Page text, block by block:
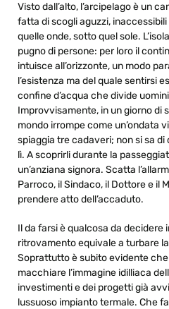
Visto dall’alto, l’arcipelago è un
fatta di scogli aguzzi,
quelle onde, sotto quel sole.
pugno di persone: per loro il
intuisce all’orizzonte, un modo
l’esistenza ma del quale sentirsi
confine d’acqua che divide
Improvvisamente, in un giorno di
mondo irrompe come un’ondata
spiaggia tre cadaveri; non si sa
lì. A scoprirli durante la
un’anziana signora. Scatta
Parroco, il Sindaco, il Dottore e il
prendere atto dell’accaduto.
Il da farsi è qualcosa da decidere
ritrovamento equivale a turbare
Soprattutto è subito evidente
macchiare l’immagine idilliaca
investimenti e dei progetti già
lussuoso impianto termale. Che